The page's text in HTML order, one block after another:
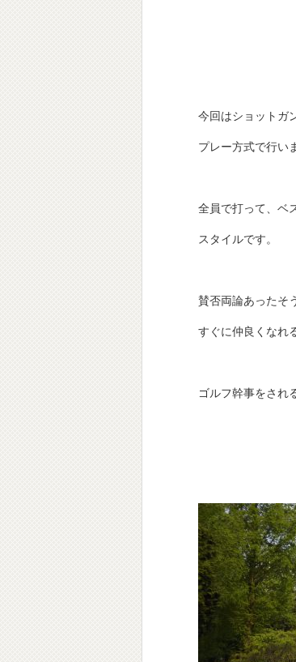
今回はショットガ
プレー方式で行い
全員で打って、ベ
スタイルです。
賛否両論あったそ
すぐに仲良くなれ
ゴルフ幹事をされ